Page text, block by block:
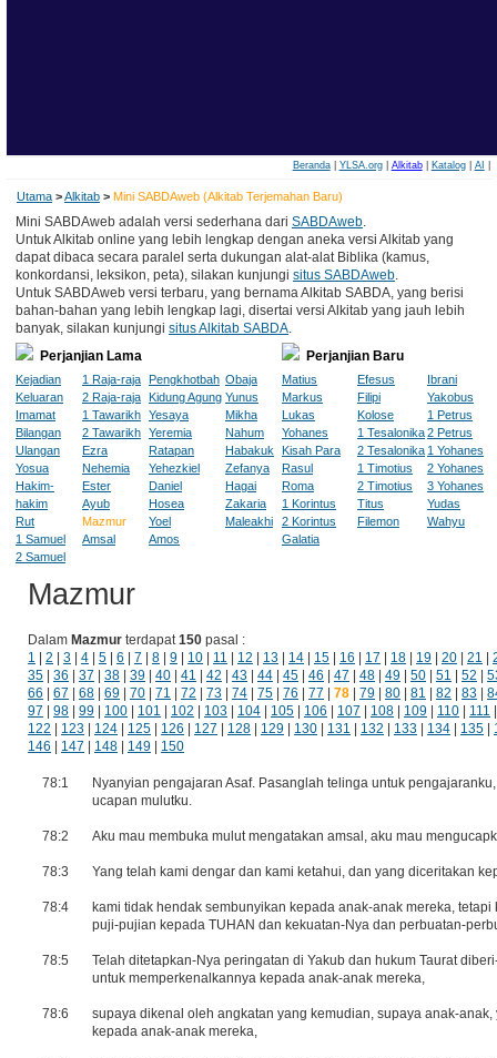
Beranda| YLSA.org| Alkitab| Katalog| AI
Utama >Alkitab > Mini SABDAweb (Alkitab Terjemahan Baru)
Mini SABDAweb adalah versi sederhana dari SABDAweb.
Untuk Alkitab online yang lebih lengkap dengan aneka versi Alkitab yang
dapat dibaca secara paralel serta dukungan alat-alat Biblika (kamus,
konkordansi, leksikon, peta), silakan kunjungi situs SABDAweb.
Untuk SABDAweb versi terbaru, yang bernama Alkitab SABDA, yang berisi
bahan-bahan yang lebih lengkap lagi, disertai versi Alkitab yang jauh lebih
banyak, silakan kunjungi situs Alkitab SABDA.
Perjanjian Lama
Perjanjian Baru
Kejadian
Keluaran
Imamat
Bilangan
Ulangan
Yosua
Hakim-
hakim
Rut
1 Samuel
2 Samuel
1 Raja-raja
2 Raja-raja
1 Tawarikh
2 Tawarikh
Ezra
Nehemia
Ester
Ayub
Mazmur
Amsal
Pengkhotbah
Kidung Agung
Yesaya
Yeremia
Ratapan
Yehezkiel
Daniel
Hosea
Yoel
Amos
Obaja
Yunus
Mikha
Nahum
Habakuk
Zefanya
Hagai
Zakaria
Maleakhi
Matius
Markus
Lukas
Yohanes
Kisah Para
Rasul
Roma
1 Korintus
2 Korintus
Galatia
Efesus
Filipi
Kolose
1 Tesalonika
2 Tesalonika
1 Timotius
2 Timotius
Titus
Filemon
Ibrani
Yakobus
1 Petrus
2 Petrus
1 Yohanes
2 Yohanes
3 Yohanes
Yudas
Wahyu
Mazmur
Dalam Mazmur terdapat150 pasal :
1
2 3 4 5 6 7 8 9 10 11 12 13 14 15 16 17 18 19 20 21
35
36 37 38 39 40 41 42 43 44 45 46 47 48 49 50 51 52
66
67 68 69 70 71 72 73 74 75 76 77 78 79 80 81 82 83
97
98 99 100 101 102 103 104 105 106 107 108 109 110 111
122
123 124 125 126 127 128 129 130 131 132 133 134 135
146
147 148 149 150
78:1
Nyanyian pengajaran Asaf. Pasanglah telinga untuk
ucapan mulutku.
78:2 Aku mau membuka mulut mengatakan amsal, aku mau
78:3 Yang telah kami dengar dan kami ketahui, dan yang diceritakan
78:4
kami tidak hendak sembunyikan kepada anak-anak mereka,
puji-pujian kepada TUHAN dan kekuatan-Nya dan perbuatan-
78:5
Telah ditetapkan-Nya peringatan di Yakub dan hukum Taurat
untuk memperkenalkannya kepada anak-anak mereka,
78:6
supaya dikenal oleh angkatan yang kemudian, supaya anak-
kepada anak-anak mereka,